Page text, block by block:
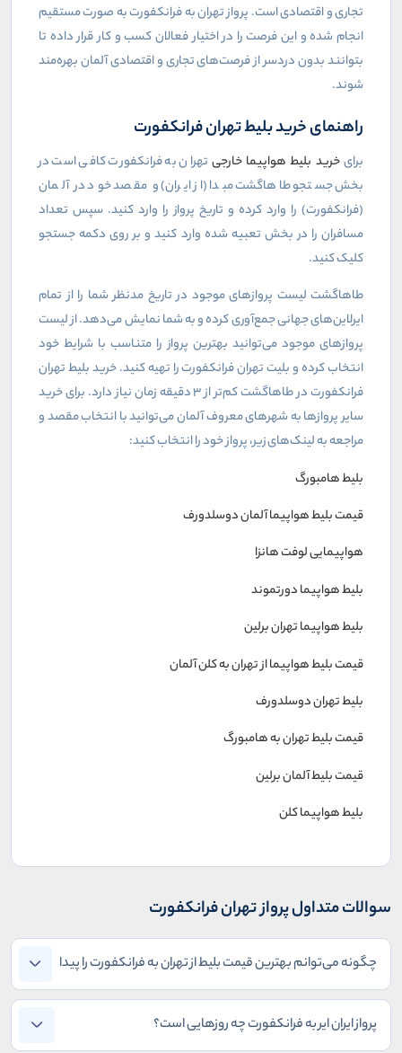
تجاری و اقتصادی است. پرواز تهران به فرانکفورت به صورت مستقیم
انجام شده و این فرصت را در اختیار فعالان کسب و کار قرار داده تا
بتوانند بدون دردسر از فرصت‌های تجاری و اقتصادی آلمان بهره‌مند
شوند.
راهنمای خرید بلیط تهران فرانکفورت
برایخرید بلیط هواپیما خارجی تهران به فرانکفورت کافی است در
بخش جستجو طاهاگشت مبدا (از ایران) و مقصد خود در آلمان
(فرانکفورت) را وارد کرده و تاریخ پرواز را وارد کنید. سپس تعداد
مسافران را در بخش تعبیه شده وارد کنید و بر روی دکمه جستجو
کلیک کنید.
طاهاگشت لیست پروازهای موجود در تاریخ مدنظر شما را از تمام
ایرلاین‌های جهانی جمع‌آوری کرده و به شما نمایش می‌دهد. از لیست
پروازهای موجود می‌توانید بهترین پرواز را متناسب با شرایط خود
انتخاب کرده و بلیت تهران فرانکفورت را تهیه کنید. خرید بلیط تهران
فرانکفورت در طاهاگشت کم‌تر از 3 دقیقه زمان نیاز دارد. برای خرید
سایر پروازها به شهرهای معروف آلمان می‌توانید با انتخاب مقصد و
مراجعه به لینک‌های زیر، پرواز خود را انتخاب کنید:
بلیط هامبورگ
قیمت بلیط هواپیما آلمان دوسلدورف
هواپیمایی لوفت هانزا
بلیط هواپیما دورتموند
بلیط هواپیما تهران برلین
قیمت بلیط هواپیما از تهران به کلن آلمان
بلیط تهران دوسلدورف
قیمت بلیط تهران به هامبورگ
قیمت بلیط آلمان برلین
بلیط هواپیما کلن
سوالات متداول پرواز تهران فرانکفورت
چگونه می‌توانم بهترین قیمت بلیط از تهران به فرانکفورت را پیدا
کنم؟
پرواز ایران ایر به فرانکفورت چه روزهایی است؟